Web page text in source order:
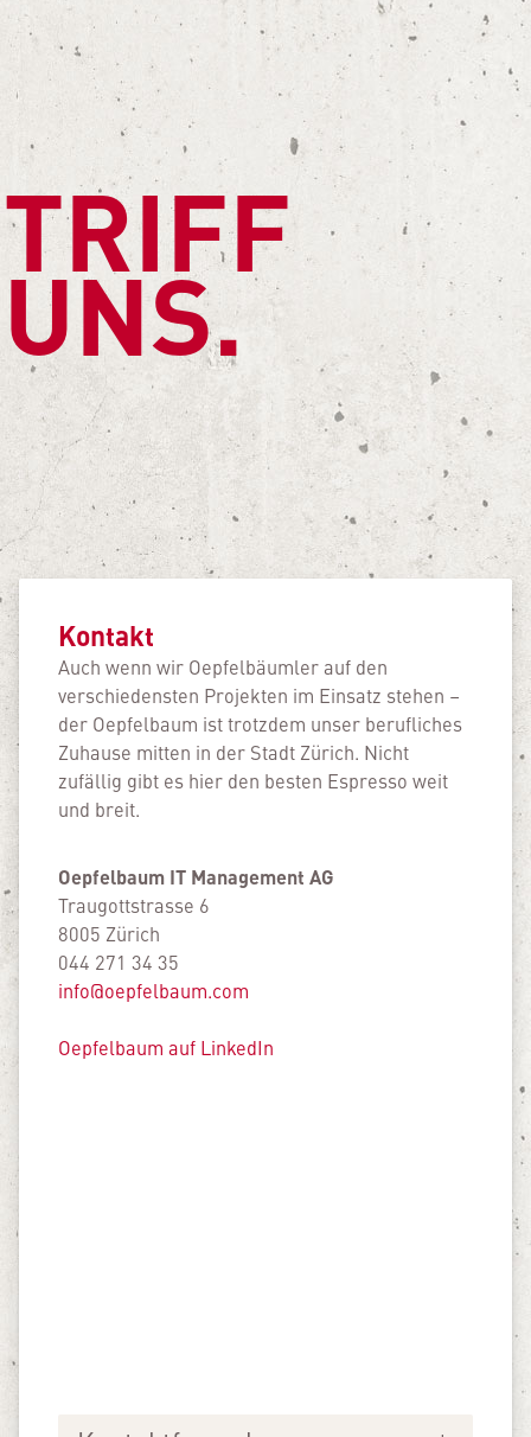
TRIFF
UNS.
Kontakt
Auch wenn wir Oepfelbäumler auf den
verschie­densten Projekten im Einsatz stehen –
der Oepfelbaum ist trotzdem unser beruf­liches
Zuhause mitten in der Stadt Zürich. Nicht
zufällig gibt es hier den besten Espresso weit
und breit.
Oepfelbaum IT Management AG
Traugottstrasse 6
8005 Zürich
044 271 34 35
info@oepfelbaum.com
Oepfelbaum auf LinkedIn